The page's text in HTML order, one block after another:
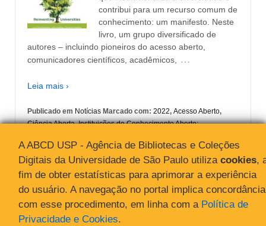
contribui para um recurso comum de
conhecimento: um manifesto. Neste
livro, um grupo diversificado de
autores – incluindo pioneiros do acesso aberto,
comunicadores científicos, acadêmicos, …
Leia mais ›
Publicado em Notícias Marcado com: 2022, Acesso Aberto,
Ciência Aberta,Instituições de Conhecimento Aberto:
A ABCD USP - Agência de Bibliotecas e Coleções
Digitais da Universidade de São Paulo utiliza cookies,
fim de obter estatísticas para aprimorar a experiência
do usuário. A navegação no portal implica concordância
com esse procedimento, em linha com a Política de
Privacidade e Cookies.